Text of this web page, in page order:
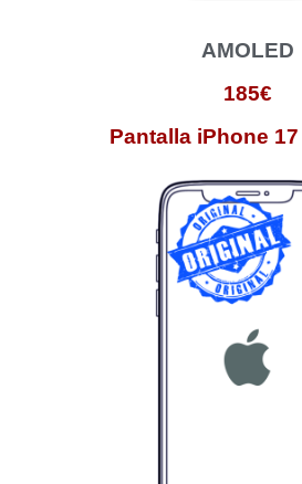
AMOLED
185€
Pantalla iPhone